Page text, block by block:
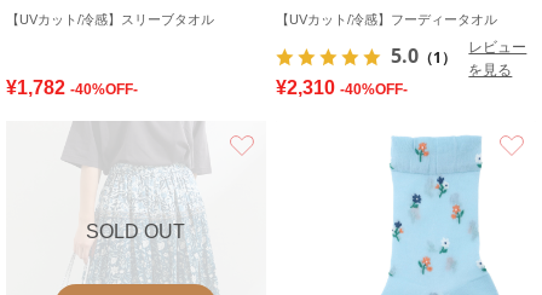
【UVカット/冷感】スリーブタオル
¥1,782 -40%OFF-
【UVカット/冷感】フーディータオル
5.0 （1）
レビュー
を見る
¥2,310 -40%OFF-
SOLD OUT